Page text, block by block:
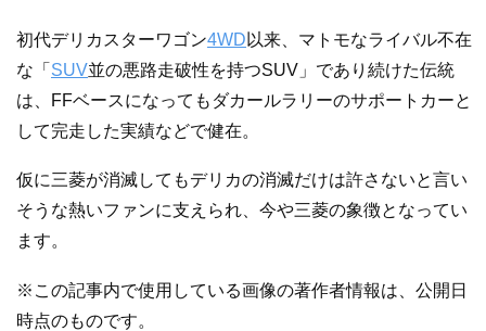
初代デリカスターワゴン4WD 以来、マトモなライバル不在
な「 SUV並の悪路走破性を持つSUV」であり続けた伝統
は、FFベースになってもダカールラリーのサポートカーと
して完走した実績などで健在。
仮に三菱が消滅してもデリカの消滅だけは許さないと言い
そうな熱いファンに支えられ、今や三菱の象徴となってい
ます。
※この記事内で使用している画像の著作者情報は、公開日
時点のものです。